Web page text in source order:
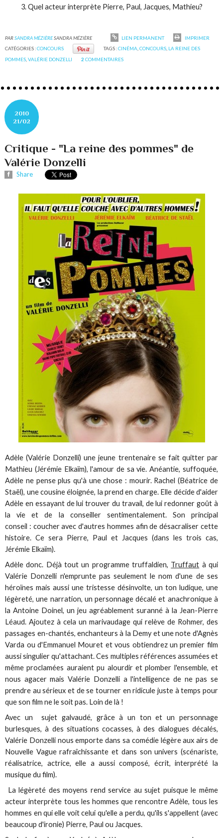
3. Quel acteur interprète Pierre, Paul, Jacques, Mathieu?
PARSANDRA MÉZIÈRESANDRA MÉZIÈRE LIEN PERMANENT
IMPRIMER
CATÉGORIES :CONCOURS TAGS :CINÉMA,CONCOURS, LA REINE DES
POMMES,VALÉRIE DONZELLI 2 COMMENTAIRES
2010
21/02
Critique - "La reine des pommes" de
Valérie Donzelli
Share
Adèle (Valérie Donzelli) une jeune trentenaire se fait quitter par
Mathieu (Jérémie Elkaïm), l'amour de sa vie. Anéantie, suffoquée,
Adèle ne pense plus qu'à une chose : mourir. Rachel (Béatrice de
Staël), une cousine éloignée, la prend en charge. Elle décide d'aider
Adèle en essayant de lui trouver du travail, de lui redonner goût à
la vie et de la conseiller sentimentalement. Son principal
conseil : coucher avec d'autres hommes afin de désacraliser cette
histoire. Ce sera Pierre, Paul et Jacques (dans les trois cas,
Jérémie Elkaïm).
Adèle donc. Déjà tout un programme truffaldien, Truffaut à qui
Valérie Donzelli n'emprunte pas seulement le nom d'une de ses
héroïnes mais aussi une tristesse désinvolte, un ton ludique, une
légèreté, une narration, un personnage décalé et anachronique à
la Antoine Doinel, un jeu agréablement suranné à la Jean-Pierre
Léaud. Ajoutez à cela un marivaudage qui relève de Rohmer, des
passages en-chantés, enchanteurs à la Demy et une note d'Agnès
Varda ou d'Emmanuel Mouret et vous obtiendrez un premier film
aussi singulier qu'attachant. Ces multiples références assumées et
même proclamées auraient pu alourdir et plomber l'ensemble, et
nous agacer mais Valérie Donzelli a l'intelligence de ne pas se
prendre au sérieux et de se tourner en ridicule juste à temps pour
que son film ne le soit pas. Loin de là !
Avec un sujet galvaudé, grâce à un ton et un personnage
burlesques, à des situations cocasses, à des dialogues décalés,
Valérie Donzelli nous emporte dans sa comédie légère aux airs de
Nouvelle Vague rafraîchissante et dans son univers (scénariste,
réalisatrice, actrice, elle a aussi composé, écrit, interprété la
musique du film).
La légèreté des moyens rend service au sujet puisque le même
acteur interprète tous les hommes que rencontre Adèle, tous les
hommes en qui elle voit celui qu'elle a perdu, qu'ils s'appellent (avec
beaucoup d'ironie) Pierre, Paul ou Jacques.